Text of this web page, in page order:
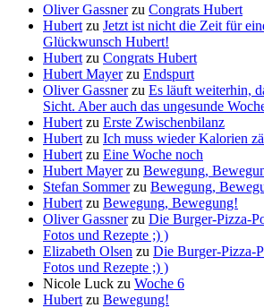
Oliver Gassnerzu Congrats Hubert
Hubert zu Jetzt ist nicht die Zeit für
Glückwunsch Hubert!
Hubert zu Congrats Hubert
Hubert Mayerzu Endspurt
Oliver Gassnerzu Es läuft weiterhin,
Sicht. Aber auch das ungesunde
Hubert zu Erste Zwischenbilanz
Hubert zu Ich muss wieder Kalorien
Hubert zu Eine Woche noch
Hubert Mayerzu Bewegung,
Stefan Sommerzu Bewegung,
Hubert zu Bewegung, Bewegung!
Oliver Gassnerzu Die Burger-Pizza-
Fotos und Rezepte ;) )
Elizabeth Olsen zu Die Burger-Pizza-
Fotos und Rezepte ;) )
Nicole Luck zu Woche 6
Hubert zu Bewegung!